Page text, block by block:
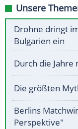
Unsere
Drohne dringt
Bulgarien ein
Durch die
Die größten
Berlins
Perspektive"